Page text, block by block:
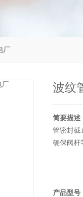
厂
波纹
简要描述
管密封截
确保阀杆
产品型号